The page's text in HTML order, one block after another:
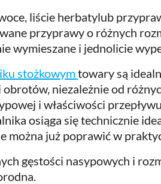
liście herbatylub
przyprawy o różnych
wymieszane i jednolicie
stożkowymtowary są
niezależnie od
i właściwości
osiąga się technicznie
można już poprawić w
gęstości nasypowych i